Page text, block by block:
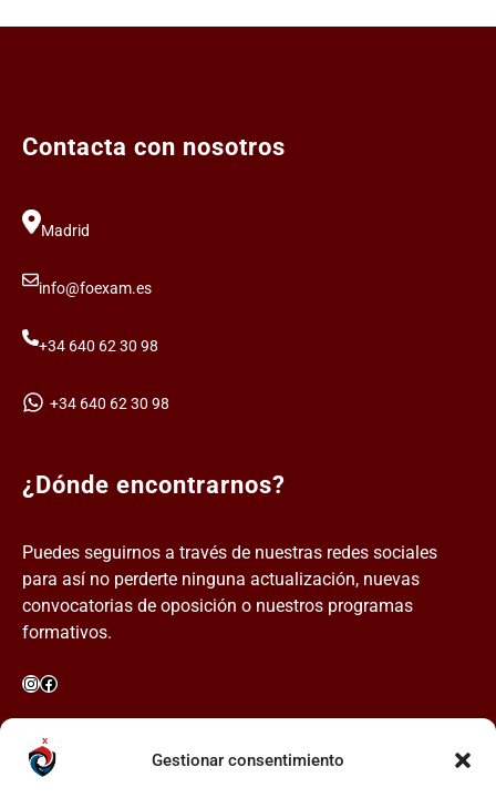
Gestionar consentimiento
Contacta con nosotros
Madrid
info@foexam.es
+34 640 62 30 98
+34 640 62 30 98
¿Dónde encontrarnos?
Puedes seguirnos a través de nuestras redes sociales
para así no perderte ninguna actualización, nuevas
convocatorias de oposición o nuestros programas
formativos.
InstagramFacebook
Enlaces rápidos